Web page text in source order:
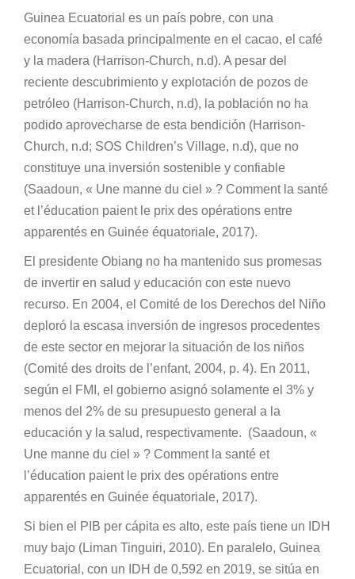
Guinea Ecuatorial es un país pobre, con una
economía basada principalmente en el cacao, el café
y la madera (Harrison-Church, n.d). A pesar del
reciente descubrimiento y explotación de pozos de
petróleo (Harrison-Church, n.d), la población no ha
podido aprovecharse de esta bendición (Harrison-
Church, n.d; SOS Children’s Village, n.d), que no
constituye una inversión sostenible y confiable
(Saadoun, « Une manne du ciel » ? Comment la santé
et l’éducation paient le prix des opérations entre
apparentés en Guinée équatoriale, 2017).
El presidente Obiang no ha mantenido sus promesas
de invertir en salud y educación con este nuevo
recurso. En 2004, el Comité de los Derechos del Niño
deploró la escasa inversión de ingresos procedentes
de este sector en mejorar la situación de los niños
(Comité des droits de l’enfant, 2004, p. 4). En 2011,
según el FMI, el gobierno asignó solamente el 3% y
menos del 2% de su presupuesto general a la
educación y la salud, respectivamente. (Saadoun, «
Une manne du ciel » ? Comment la santé et
l’éducation paient le prix des opérations entre
apparentés en Guinée équatoriale, 2017).
Si bien el PIB per cápita es alto, este país tiene un IDH
muy bajo (Liman Tinguiri, 2010). En paralelo, Guinea
Ecuatorial, con un IDH de 0,592 en 2019, se sitúa en